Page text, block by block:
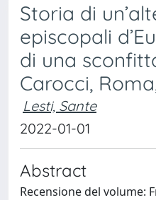
Storia di
episcopali
di una
Carocci,
Lesti, Sante
2022-01-01
Abstract
Recensione del volume: